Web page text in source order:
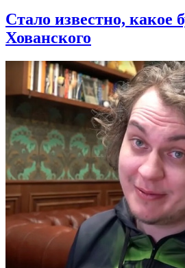
Стало известно, какое
Хованского